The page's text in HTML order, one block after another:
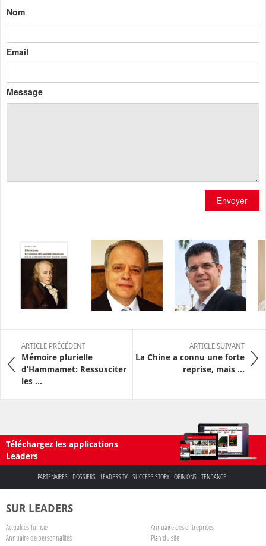
Nom
Email
Message
Envoyer
ARTICLE PRÉCÉDENT
Mémoire plurielle
d’Hammamet: Ressusciter
les ...
ARTICLE SUIVANT
La Chine a connu une forte
reprise, mais ...
Téléchargez les applications
Leaders
PARTENAIRES DOSSIERS LEADERS TV SUCCESS STORY OPINIONS TENDANCE
SUR LEADERS
Actualités Tunisie
Annuaire des entreprises
Annuaire de personnalités
Plan du site